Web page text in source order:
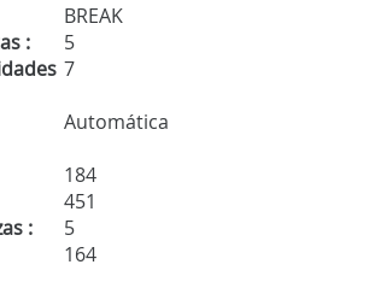
BREAK
:
5
7
Automática
184
451
:
5
164